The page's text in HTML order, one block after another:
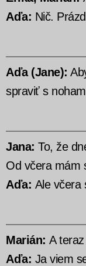
Aďa: Nič.
Aďa (Jane):
spraviť s
Jana: To, že
Od včera mám
Aďa: Ale včera
Marián: A
Aďa: Ja viem